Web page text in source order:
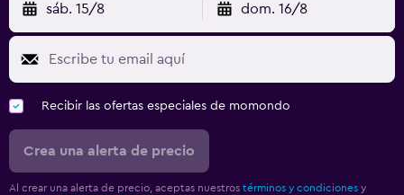
sáb. 15/8 dom. 16/8
Recibir las ofertas especiales de momondo
Crea una alerta de precio
Al crear una alerta de precio, aceptas nuestros términos y condiciones y